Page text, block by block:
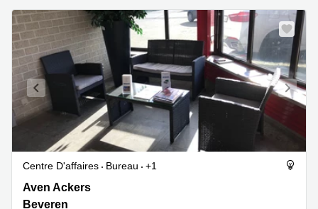
Centre D'affaires Bureau
+1
Aven
Ackers
Aven Ackers
Beveren